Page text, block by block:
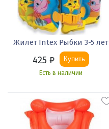
Жилет Intex Рыбки 3-5 лет
425 ₽ Купить
Есть в наличии